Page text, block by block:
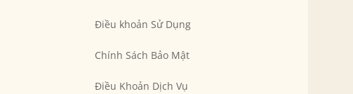
Điều khoản Sử Dụng
Chính Sách Bảo Mật
Điều Khoản Dịch Vụ